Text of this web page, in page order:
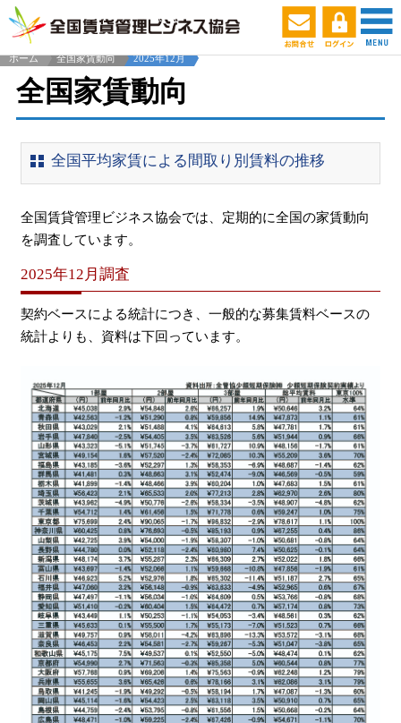
ホーム 全国家賃動向 2025年12月
全国家賃動向
全国平均家賃による間取り別賃料の推移
全国賃貸管理ビジネス協会では、定期的に全国の家賃動向
を調査しています。
2025年12月調査
契約ベースによる統計につき、一般的な募集賃料ベースの
統計よりも、資料は下回っています。